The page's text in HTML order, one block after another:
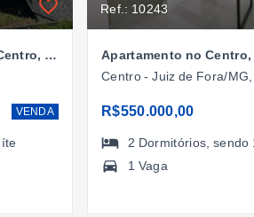
Apartamento par venda no Centro, Juiz de Fora/MG
VENDA
Ref.: 10243
Centro - Juiz de Fora/
R$550.000,00
2 Dormitórios , sendo
1 Vaga